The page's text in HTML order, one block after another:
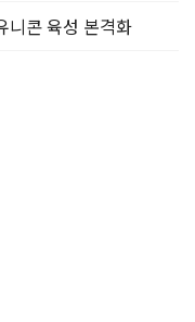
니콘 육성 본격화